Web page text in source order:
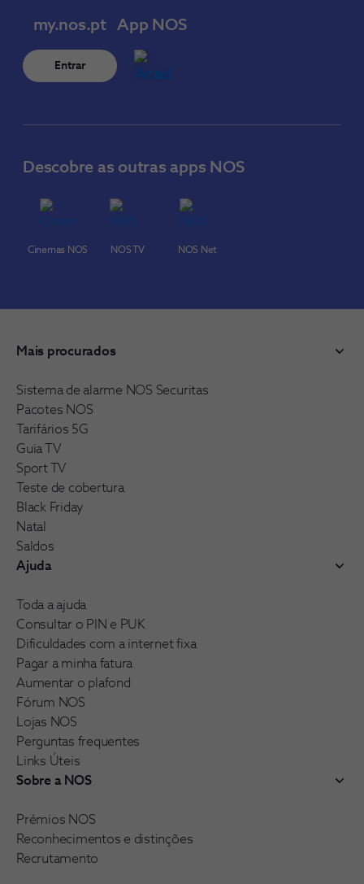
my.nos.pt
Entrar
App NOS
Descobre as outras apps NOS
Cinemas NOS NOS TV NOS Net
Mais procurados
Sistema de alarme NOS Securitas
Pacotes NOS
Tarifários 5G
Guia TV
Sport TV
Teste de cobertura
Black Friday
Natal
Saldos
Ajuda
Toda a ajuda
Consultar o PIN e PUK
Dificuldades com a internet fixa
Pagar a minha fatura
Aumentar o plafond
Fórum NOS
Lojas NOS
Perguntas frequentes
Links Úteis
Sobre a NOS
Prémios NOS
Reconhecimentos e distinções
Recrutamento